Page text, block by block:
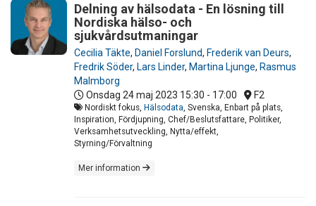
Delning av hälsodata - En lösning till
Nordiska hälso- och
sjukvårdsutmaningar
Cecilia Täkte, Daniel Forslund, Frederik van Deurs,
Fredrik Söder, Lars Linder, Martina Ljunge, Rasmus
Malmborg
Onsdag 24 maj 2023 15:30 - 17:00 F2
Nordiskt fokus, Hälsodata , Svenska, Enbart på plats,
Inspiration, Fördjupning, Chef/Beslutsfattare, Politiker,
Verksamhetsutveckling, Nytta/effekt,
Styrning/Förvaltning
Mer information